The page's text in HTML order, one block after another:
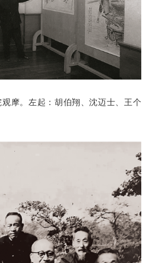
观摩。左起：胡伯翔、沈迈士、王个